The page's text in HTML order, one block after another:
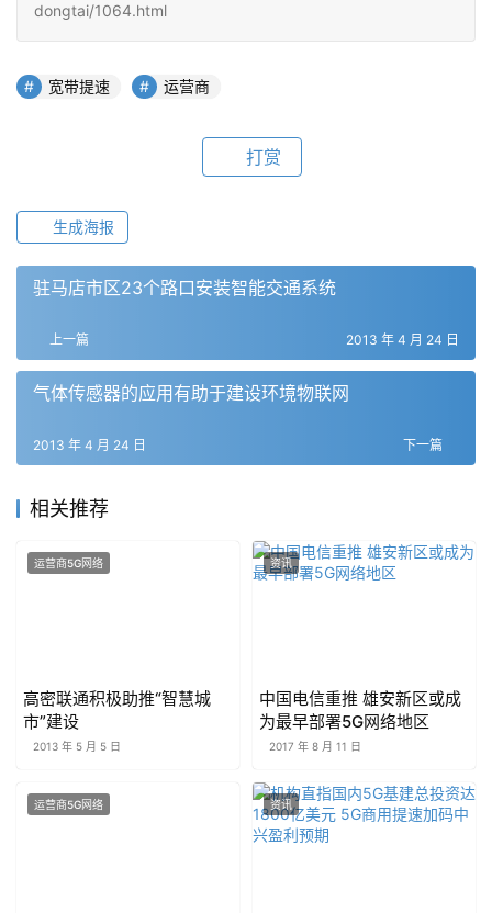
dongtai/1064.html
宽带提速 运营商
打赏
生成海报
驻马店市区23个路口安装智能交通系统
上一篇 2013 年 4 月 24 日
气体传感器的应用有助于建设环境物联网
下一篇
2013 年 4 月 24 日
相关推荐
运营商5G网络
高密联通积极助推“智慧城
市”建设
2013 年 5 月 5 日
资讯
中国电信重推 雄安新区或成
为最早部署5G网络地区
2017 年 8 月 11 日
运营商5G网络 资讯